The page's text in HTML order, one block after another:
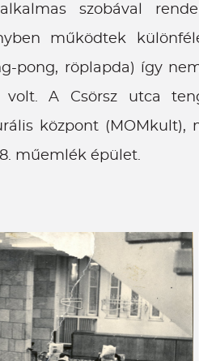
szobával
működtek
pong, röplapda) így
A Csörsz utca
központ (MOMkult),
műemlék épület.